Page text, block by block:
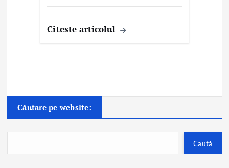
Citeste articolul
Căutare pe website:
Caută